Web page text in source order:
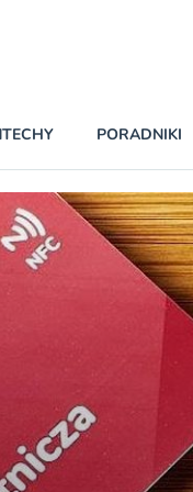
BEZPIECZEŃSTWO
INNI NAPISALI
PORADNIKI